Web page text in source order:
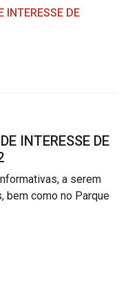
INTERESSE DE
INTERESSE DE
a serem
bem como no Parque